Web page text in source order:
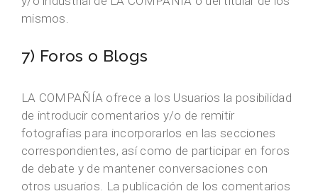
mismos.
7) Foros o Blogs
LA COMPAÑÍA ofrece a los Usuarios la posibilidad
de introducir comentarios y/o de remitir
fotografías para incorporarlos en las secciones
correspondientes, así como de participar en foros
de debate y de mantener conversaciones con
otros usuarios. La publicación de los comentarios